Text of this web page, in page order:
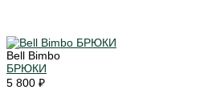
Bell Bimbo
БРЮКИ
5 800 ₽